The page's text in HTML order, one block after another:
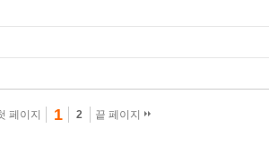
페이지 1 2 끝 페이지